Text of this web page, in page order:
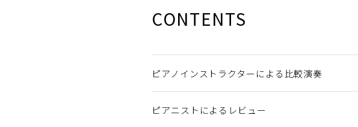
CONTENTS
ピアノインストラクターによる比較演奏
ピアニストによるレビュー